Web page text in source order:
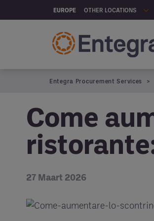
Skip to main content
EUROPE OTHER LOCATIONS
Entegra Procurement Services
Come
27 Maart 2026